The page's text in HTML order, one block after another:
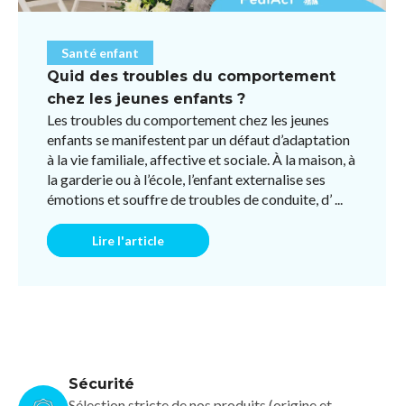
Santé enfant
Quid des troubles du comportement
chez les jeunes enfants ?
Les troubles du comportement chez les jeunes
enfants se manifestent par un défaut d’adaptation
à la vie familiale, affective et sociale. À la maison, à
la garderie ou à l’école, l’enfant externalise ses
émotions et souffre de troubles de conduite, d’ ...
Lire l'article
Sécurité